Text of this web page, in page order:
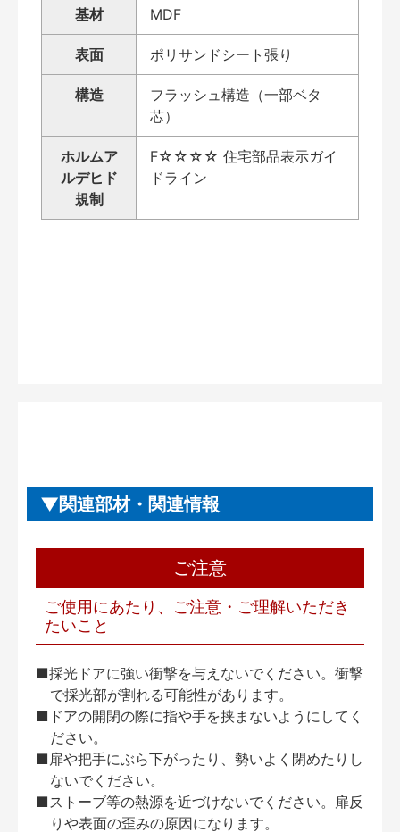
基材 MDF
表面 ポリサンドシート張り
構造
フラッシュ構造（一部ベタ
芯）
ホルムア
ルデヒド
規制
F☆☆☆☆ 住宅部品表示ガイ
ドライン
関連部材・関連情報
ご注意
ご使用にあたり、ご注意・ご理解いただき
たいこと
■採光ドアに強い衝撃を与えないでください。衝撃
で採光部が割れる可能性があります。
■ドアの開閉の際に指や手を挟まないようにしてく
ださい。
■扉や把手にぶら下がったり、勢いよく閉めたりし
ないでください。
■ストーブ等の熱源を近づけないでください。扉反
りや表面の歪みの原因になります。